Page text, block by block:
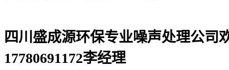
四川盛成源环保专业噪声处理公司
17780691172李经理